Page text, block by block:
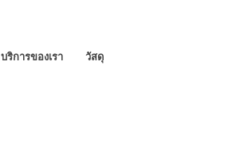
บริการของเรา วัสดุ